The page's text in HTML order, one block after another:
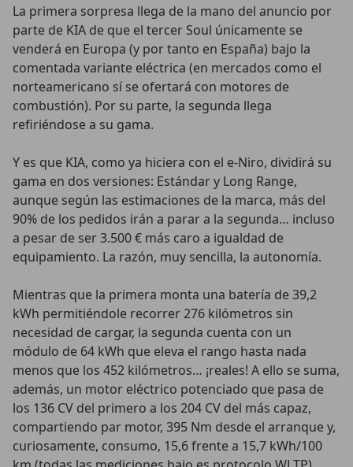
La primera sorpresa llega de la mano del anuncio por
parte de KIA de que el tercer Soul únicamente se
venderá en Europa (y por tanto en España) bajo la
comentada variante eléctrica (en mercados como el
norteamericano sí se ofertará con motores de
combustión). Por su parte, la segunda llega
refiriéndose a su gama.
Y es que KIA, como ya hiciera con el e-Niro, dividirá su
gama en dos versiones: Estándar y Long Range,
aunque según las estimaciones de la marca, más del
90% de los pedidos irán a parar a la segunda… incluso
a pesar de ser 3.500 € más caro a igualdad de
equipamiento. La razón, muy sencilla, la autonomía.
Mientras que la primera monta una batería de 39,2
kWh permitiéndole recorrer 276 kilómetros sin
necesidad de cargar, la segunda cuenta con un
módulo de 64 kWh que eleva el rango hasta nada
menos que los 452 kilómetros… ¡reales! A ello se suma,
además, un motor eléctrico potenciado que pasa de
los 136 CV del primero a los 204 CV del más capaz,
compartiendo par motor, 395 Nm desde el arranque y,
curiosamente, consumo, 15,6 frente a 15,7 kWh/100